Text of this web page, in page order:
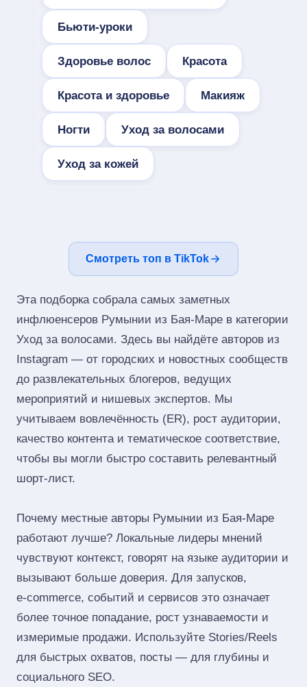
Бьюти-уроки
Здоровье волос Красота
Красота и здоровье Макияж
Ногти Уход за волосами
Уход за кожей
Смотреть топ в TikTok
Эта подборка собрала самых заметных
инфлюенсеров Румынии из Бая-Маре в категории
Уход за волосами. Здесь вы найдёте авторов из
Instagram — от городских и новостных сообществ
до развлекательных блогеров, ведущих
мероприятий и нишевых экспертов. Мы
учитываем вовлечённость (ER), рост аудитории,
качество контента и тематическое соответствие,
чтобы вы могли быстро составить релевантный
шорт‑лист.
Почему местные авторы Румынии из Бая-Маре
работают лучше? Локальные лидеры мнений
чувствуют контекст, говорят на языке аудитории и
вызывают больше доверия. Для запусков,
e‑commerce, событий и сервисов это означает
более точное попадание, рост узнаваемости и
измеримые продажи. Используйте Stories/Reels
для быстрых охватов, посты — для глубины и
социального SEO.